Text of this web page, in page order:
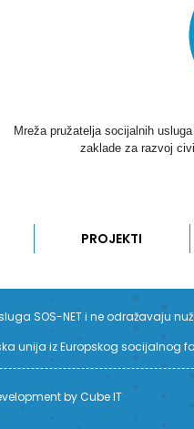
Mreža pružatelja socijalnih
zaklade za razvoj
PROJEKTI
SOS-NET i ne odražavaju
unija iz Europskog socijalnog
by Cube IT